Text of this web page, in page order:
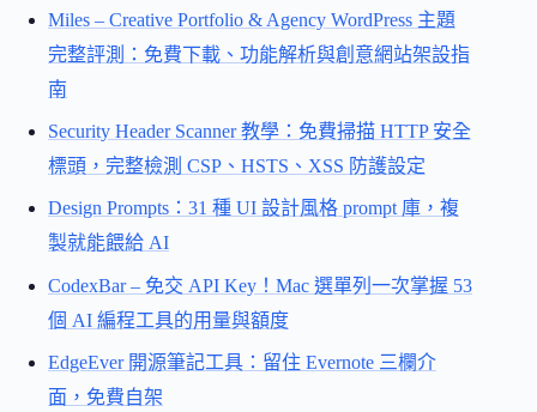
Miles – Creative Portfolio & Agency WordPress 主題
完整評測：免費下載、功能解析與創意網站架設指
南
Security Header Scanner 教學：免費掃描 HTTP 安全
標頭，完整檢測 CSP、HSTS、XSS 防護設定
Design Prompts：31 種 UI 設計風格 prompt 庫，複
製就能餵給 AI
CodexBar – 免交 API Key！Mac 選單列一次掌握 53
個 AI 編程工具的用量與額度
EdgeEver 開源筆記工具：留住 Evernote 三欄介
面，免費自架